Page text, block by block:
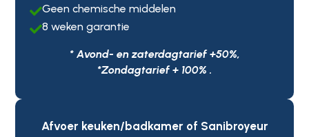
Geen chemische middelen
8 weken garantie
* Avond- en zaterdagtarief +50%,
*Zondagtarief + 100% .
Afvoer keuken/badkamer of Sanibroyeur